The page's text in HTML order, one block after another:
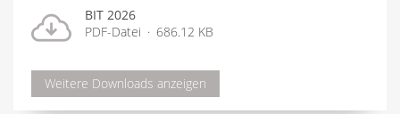
BIT 2026
PDF-Datei
686.12 KB
Weitere Downloads anzeigen